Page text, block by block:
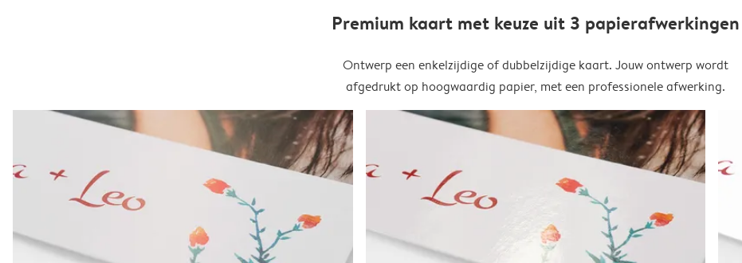
Premium kaart met keuze uit 3 papierafwerkingen
Ontwerp een enkelzijdige of dubbelzijdige kaart. Jouw ontwerp wordt
afgedrukt op hoogwaardig papier, met een professionele afwerking.